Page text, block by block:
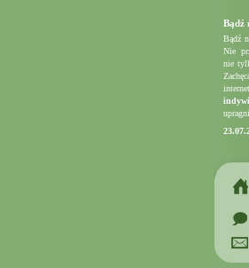
Bądź
Bądź
Nie
nie